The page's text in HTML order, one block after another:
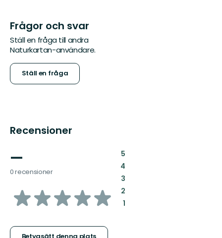
Frågor och svar
Ställ en fråga till andra
Naturkartan-användare.
Ställ en fråga
Recensioner
—
0 recensioner
av
5:
4:
3:
2:
1: